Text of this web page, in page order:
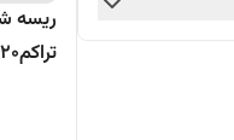
تراکم120مهتابی-گارانتی12ماه